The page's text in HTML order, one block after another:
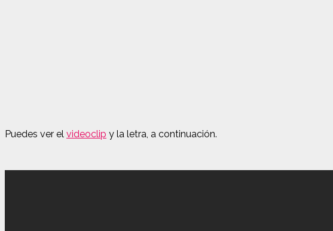
Puedes ver el videoclip y la letra, a continuación.